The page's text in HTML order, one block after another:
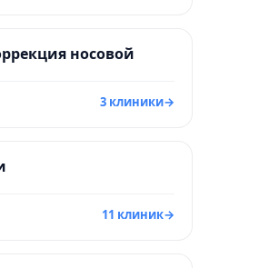
носовой
3 клиники→
11 клиник→